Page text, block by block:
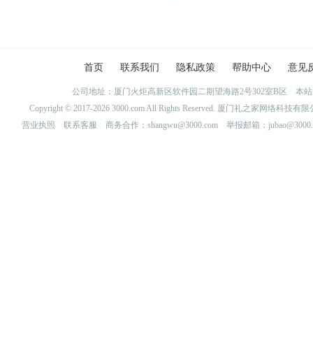
首页 联系我们 隐私政策 帮助中心 意见
公司地址：厦门火炬高新区软件园二期望海路2号302室B区 本
Copyright © 2017-2026 3000.com All Rights Reserved. 厦门礼之家网络科技
营业执照
联系客服 商务合作：shangwu@3000.com 举报邮箱：